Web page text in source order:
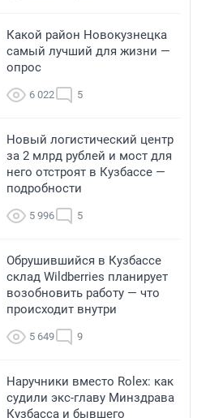
Какой район Новокузнецка
самый лучший для жизни —
опрос
6 022 5
Новый логистический центр
за 2 млрд рублей и мост для
него отстроят в Кузбассе —
подробности
5 996 5
Обрушившийся в Кузбассе
склад Wildberries планирует
возобновить работу — что
происходит внутри
5 649 9
Наручники вместо Rolex: как
судили экс-главу Минздрава
Кузбасса и бывшего